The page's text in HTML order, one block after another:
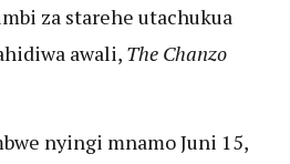
za starehe utachukua
awali, The Chanzo
nyingi mnamo Juni 15,